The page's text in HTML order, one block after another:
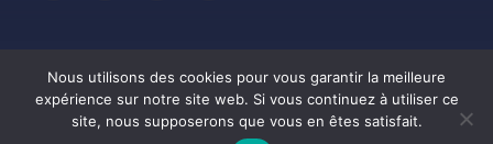
Nous utilisons des cookies pour vous garantir la meilleure
expérience sur notre site web. Si vous continuez à utiliser ce
site, nous supposerons que vous en êtes satisfait.